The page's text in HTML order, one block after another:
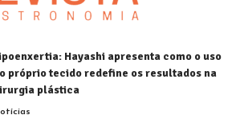
Hayashi apresenta como o uso
próprio tecido redefine os resultados na
plástica